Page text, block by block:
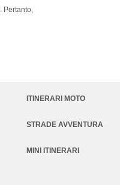
Pertanto,
ITINERARI MOTO
STRADE AVVENTURA
MINI ITINERARI